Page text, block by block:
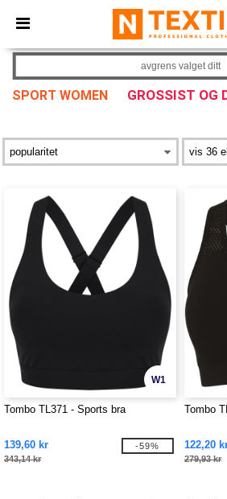
× Ntextil-app
Bedre priser i appen!
SPORT WOMEN GROSSIST OG
avgrens valget ditt
W1
Tombo TL371 - Sports bra
139,60 kr
343,14 kr
-59%
Tombo
122,20
279,93 kr